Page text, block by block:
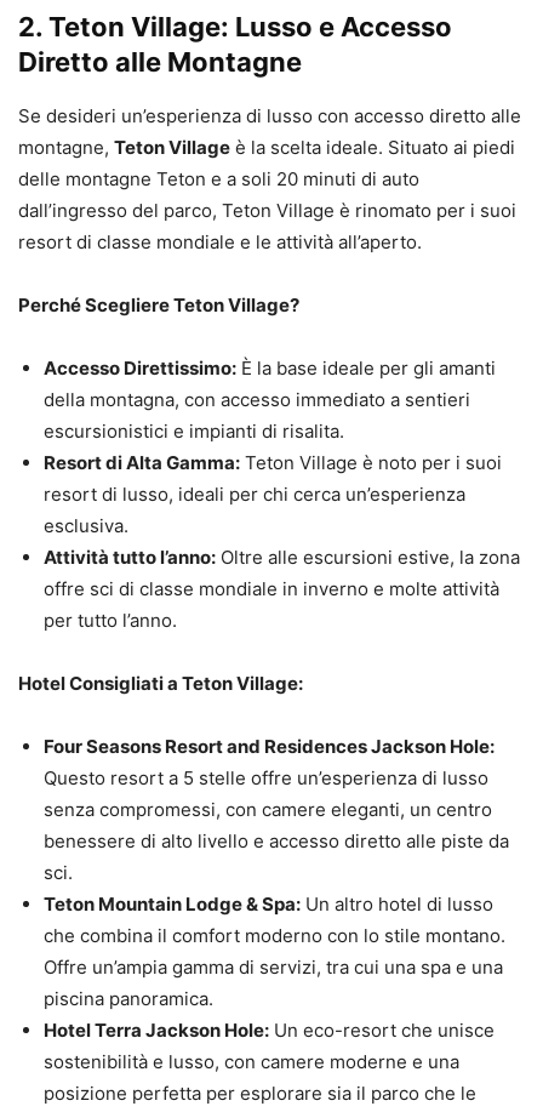
2. Teton Village: Lusso e Accesso
Diretto alle Montagne
Se desideri un’esperienza di lusso con accesso diretto alle
montagne, Teton Village è la scelta ideale. Situato ai piedi
delle montagne Teton e a soli 20 minuti di auto
dall’ingresso del parco, Teton Village è rinomato per i suoi
resort di classe mondiale e le attività all’aperto.
Perché Scegliere Teton Village?
Accesso Direttissimo: È la base ideale per gli amanti
della montagna, con accesso immediato a sentieri
escursionistici e impianti di risalita.
Resort di Alta Gamma: Teton Village è noto per i suoi
resort di lusso, ideali per chi cerca un’esperienza
esclusiva.
Attività tutto l’anno: Oltre alle escursioni estive, la zona
offre sci di classe mondiale in inverno e molte attività
per tutto l’anno.
Hotel Consigliati a Teton Village:
Four Seasons Resort and Residences Jackson Hole:
Questo resort a 5 stelle offre un’esperienza di lusso
senza compromessi, con camere eleganti, un centro
benessere di alto livello e accesso diretto alle piste da
sci.
Teton Mountain Lodge & Spa: Un altro hotel di lusso
che combina il comfort moderno con lo stile montano.
Offre un’ampia gamma di servizi, tra cui una spa e una
piscina panoramica.
Hotel Terra Jackson Hole: Un eco-resort che unisce
sostenibilità e lusso, con camere moderne e una
posizione perfetta per esplorare sia il parco che le